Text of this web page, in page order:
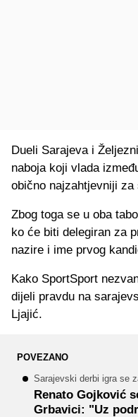
Dueli Sarajeva i
naboja koji vlada
obično najzahtjevniji za
Zbog toga se u oba
ko će biti delegiran za
nazire i ime prvog
Kako SportSport
dijeli pravdu na
Ljajić.
POVEZANO
Sarajevski derbi igra se
Renato Gojković
Grbavici: "Uz